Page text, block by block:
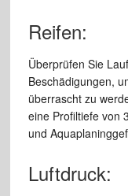
Reifen:
Überprüfen Sie
Beschädigungen,
überrascht zu
eine Profiltiefe von
und
Luftdruck: